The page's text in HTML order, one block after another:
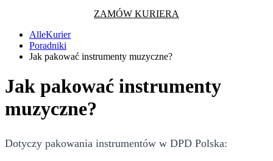
ZAMÓW KURIERA
AlleKurier
Poradniki
Jak pakować instrumenty muzyczne?
Jak pakować instrumenty
muzyczne?
Dotyczy pakowania instrumentów w DPD Polska: